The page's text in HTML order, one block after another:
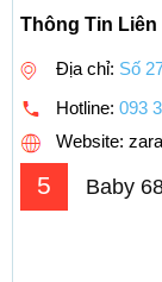
Thông Tin Liên
Địa chỉ: Số
Hotline: 093
Website:
5 Baby